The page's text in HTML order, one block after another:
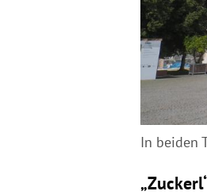
In beiden